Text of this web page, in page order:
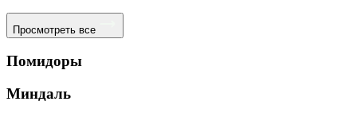
Просмотреть все
Помидоры
Миндаль